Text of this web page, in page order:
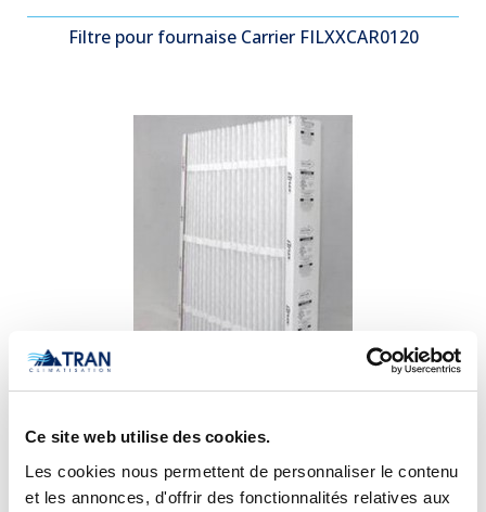
Ce site web utilise des cookies.
Les cookies nous permettent de personnaliser le contenu
et les annonces, d'offrir des fonctionnalités relatives aux
Filtre pour fournaise Carrier FILXXCAR0120
Filtre pour fournaise Carrier EXPXXFIL0016 EZ-FLEX